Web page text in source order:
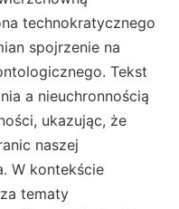
technokratycznego
spojrzenie na
Tekst
a nieuchronnością
ukazując, że
naszej
W kontekście
tematy